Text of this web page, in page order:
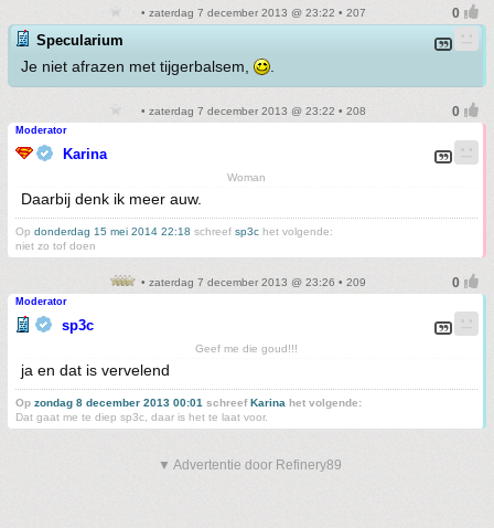
• zaterdag 7 december 2013 @ 23:22 • 207
Specularium
Je niet afrazen met tijgerbalsem,
• zaterdag 7 december 2013 @ 23:22 • 208
Moderator
Karina
Woman
Daarbij denk ik meer auw.
Op donderdag 15 mei 2014 22:18 schreef sp3c het volgende:
niet zo tof doen
• zaterdag 7 december 2013 @ 23:26 • 209
Moderator
sp3c
Geef me die goud!!!
ja en dat is vervelend
Op zondag 8 december 2013 00:01 schreefKarina het volgende:
Dat gaat me te diep sp3c, daar is het te laat voor.
▼ Advertentie door Refinery89